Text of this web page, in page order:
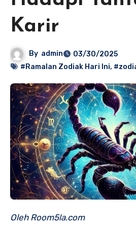
Karir
By admin
03/30/2025
#Ramalan Zodiak Hari Ini,
Oleh Room5la.com